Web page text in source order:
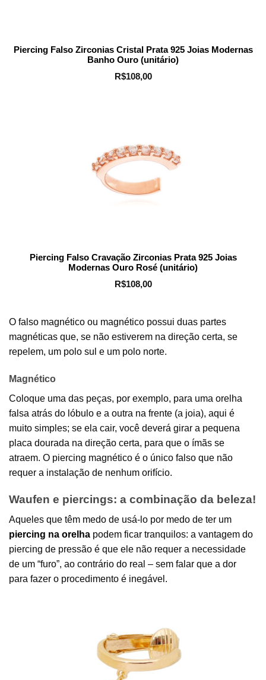
Piercing Falso Zirconias Cristal Prata 925 Joias Modernas
Banho Ouro (unitário)
R$108,00
Piercing Falso Cravação Zirconias Prata 925 Joias
Modernas Ouro Rosé (unitário)
R$108,00
O falso magnético ou magnético possui duas partes
magnéticas que, se não estiverem na direção certa, se
repelem, um polo sul e um polo norte.
Magnético
Coloque uma das peças, por exemplo, para uma orelha
falsa atrás do lóbulo e a outra na frente (a joia), aqui é
muito simples; se ela cair, você deverá girar a pequena
placa dourada na direção certa, para que o ímãs se
atraem. O piercing magnético é o único falso que não
requer a instalação de nenhum orifício.
Waufen e piercings: a combinação da beleza!
Aqueles que têm medo de usá-lo por medo de ter um
piercing na orelha podem ficar tranquilos: a vantagem do
piercing de pressão é que ele não requer a necessidade
de um “furo”, ao contrário do real – sem falar que a dor
para fazer o procedimento é inegável.